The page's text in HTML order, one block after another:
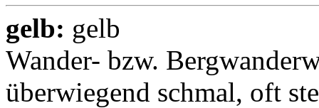
gelb: gelb
Wander- bzw.
überwiegend schmal, oft